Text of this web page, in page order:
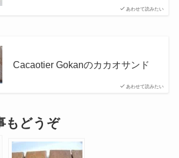
あわせて読みたい
あわせて読みたい
Cacaotier Gokanのカカオサンド
もどうぞ